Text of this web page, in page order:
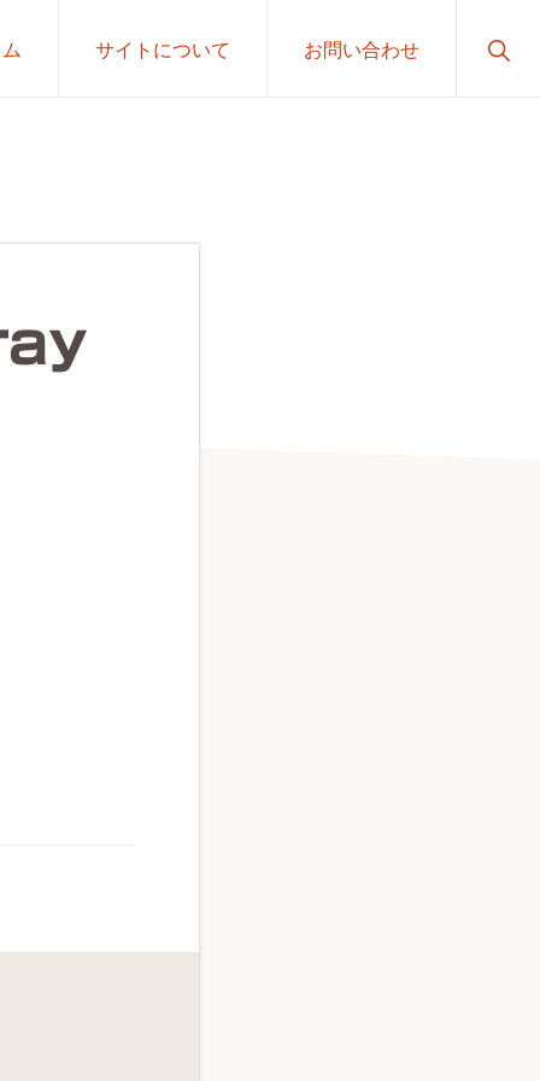
サイトについて お問い合わせ